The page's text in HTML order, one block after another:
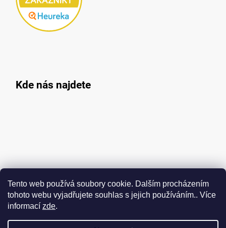
Tento web používá soubory cookie. Dalším procházením
tohoto webu vyjadřujete souhlas s jejich používáním.. Více
informací zde.
Kde nás najdete